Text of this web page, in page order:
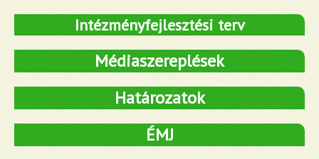
Intézményfejlesztési terv
Médiaszereplések
Határozatok
ÉMJ